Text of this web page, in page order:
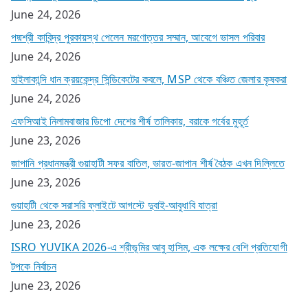
June 24, 2026
পদ্মশ্রী কাবিন্দ্র পুরকায়স্থ পেলেন মরণোত্তর সম্মান, আবেগে ভাসল পরিবার
June 24, 2026
হাইলাকান্দি ধান ক্রয়কেন্দ্র সিন্ডিকেটের কবলে, MSP থেকে বঞ্চিত জেলার কৃষকরা
June 24, 2026
এফসিআই নিলামবাজার ডিপো দেশের শীর্ষ তালিকায়, বরাকে গর্বের মুহূর্ত
June 23, 2026
জাপানি প্রধানমন্ত্রী গুয়াহাটী সফর বাতিল, ভারত-জাপান শীর্ষ বৈঠক এখন দিল্লিতে
June 23, 2026
গুয়াহাটী থেকে সরাসরি ফ্লাইটে আগস্টে দুবাই-আবুধাবি যাত্রা
June 23, 2026
ISRO YUVIKA 2026-এ শ্রীভূমির আবু হাসিম, এক লক্ষের বেশি প্রতিযোগী
টপকে নির্বাচন
June 23, 2026